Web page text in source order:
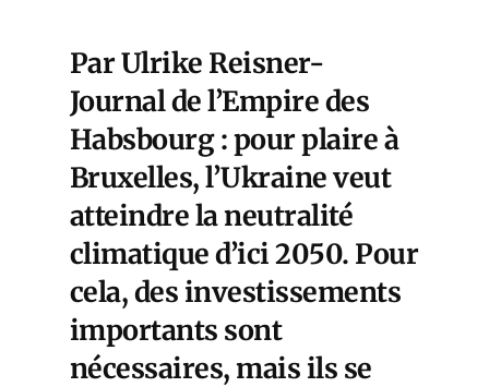
Par Ulrike Reisner-
Journal de l’Empire des
Habsbourg : pour plaire à
Bruxelles, l’Ukraine veut
atteindre la neutralité
climatique d’ici 2050. Pour
cela, des investissements
importants sont
nécessaires, mais ils se